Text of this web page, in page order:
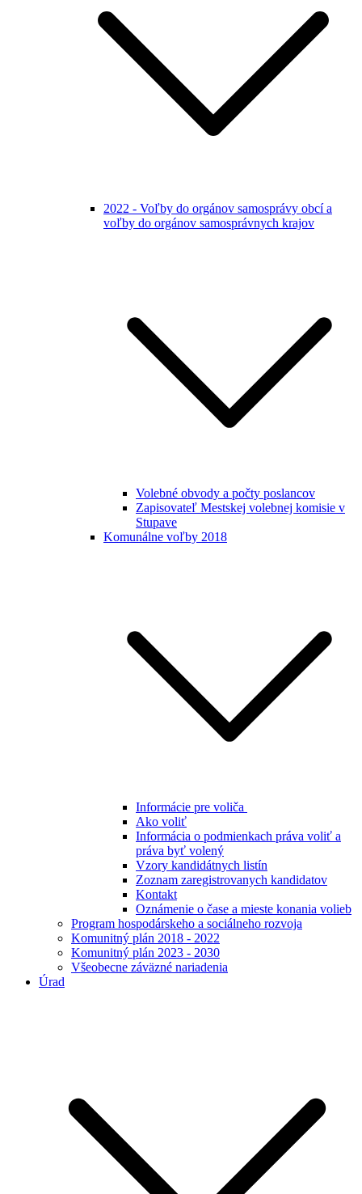
2022 - Voľby do orgánov samosprávy obcí a
voľby do orgánov samosprávnych krajov
Volebné obvody a počty poslancov
Zapisovateľ Mestskej volebnej komisie v
Stupave
Komunálne voľby 2018
Informácie pre voliča
Ako voliť
Informácia o podmienkach práva voliť a
práva byť volený
Vzory kandidátnych listín
Zoznam zaregistrovanych kandidatov
Kontakt
Oznámenie o čase a mieste konania volieb
Program hospodárskeho a sociálneho rozvoja
Komunitný plán 2018 - 2022
Komunitný plán 2023 - 2030
Všeobecne záväzné nariadenia
Úrad